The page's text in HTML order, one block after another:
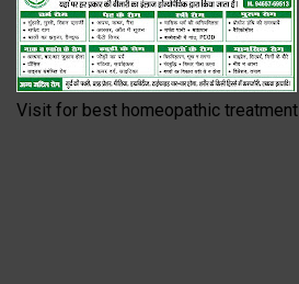
Visit for best homeopathic treatment